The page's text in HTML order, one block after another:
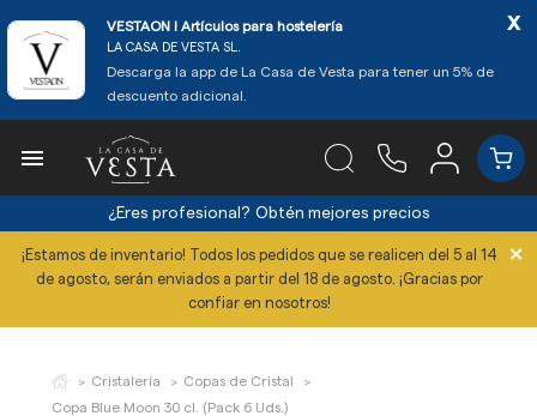
VESTAON l Artículos para hostelería
LA CASA DE VESTA SL.
Descarga la app de La Casa de Vesta para tener un 5% de
descuento adicional.
x

¿Eres profesional? Obtén mejores precios
¡Estamos de inventario! Todos los pedidos que se realicen del 5 al 14
de agosto, serán enviados a partir del 18 de agosto. ¡Gracias por
confiar en nosotros!
×
Cristalería
Copas de Cristal
Copa Blue Moon 30 cl. (Pack 6 Uds.)